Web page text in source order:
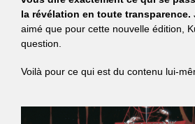
la révélation en toute transparence.
aimé que pour cette nouvelle édition,
question.
Voilà pour ce qui est du contenu lui-